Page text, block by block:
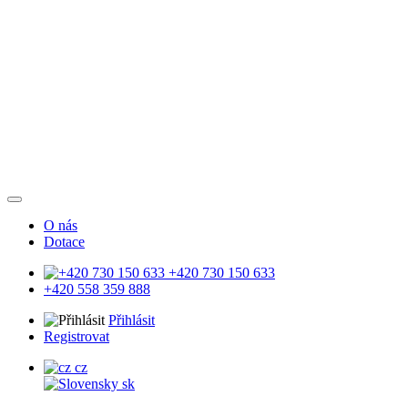
O nás
Dotace
+420 730 150 633
+420 558 359 888
Přihlásit
Registrovat
cz
sk